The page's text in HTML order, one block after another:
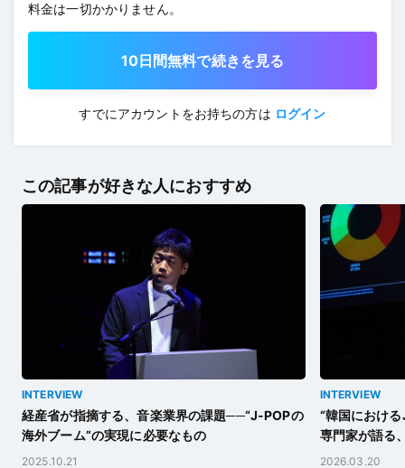
料金は一切かかりません。
10日間無料で続きを見る
すでにアカウントをお持ちの方は ログイン
この記事が好きな人におすすめ
INTERVIEW
経産省が指摘する、音楽業界の課題──“J-POPの
海外ブーム”の実現に必要なもの
2025.10.21
INTERVIEW
“韓国におけ
専門家が語る
2026.03.20